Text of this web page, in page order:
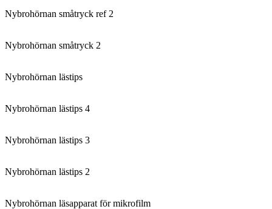
Nybrohörnan småtryck ref 2
Nybrohörnan småtryck 2
Nybrohörnan lästips
Nybrohörnan lästips 4
Nybrohörnan lästips 3
Nybrohörnan lästips 2
Nybrohörnan läsapparat för mikrofilm